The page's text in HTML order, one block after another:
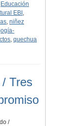
Educación
EBI ,
,niñez
,quechua
Tres
/